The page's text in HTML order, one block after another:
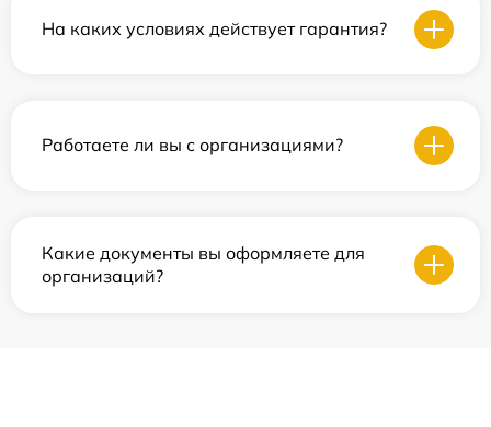
На каких условиях действует гарантия?
Работаете ли вы с организациями?
Какие документы вы оформляете для
организаций?